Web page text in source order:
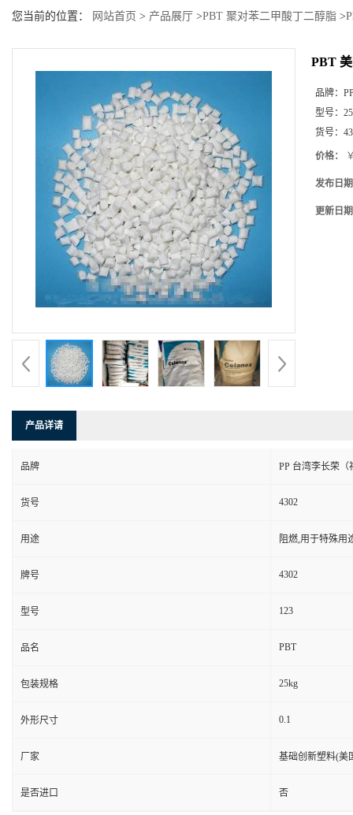
您当前的位置： 网站首页 > 产品展厅 >PBT 聚对苯二甲酸丁二醇脂 >
PBT
品牌：
型号：
货号：
价格：
发布日期
更新日期
产品详请
品牌 PP 台湾李长荣（
货号 4302
用途 阻燃,用于特殊用
牌号 4302
型号 123
品名 PBT
包装规格 25kg
外形尺寸 0.1
厂家 基础创新塑料(美
是否进口 否